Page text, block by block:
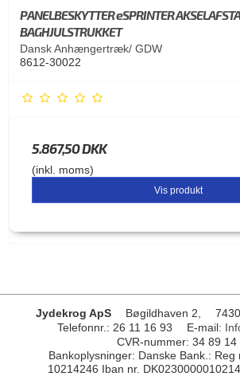
PANELBESKYTTER eSPRINTER
BAGHJULSTRUKKET
Dansk Anhængertræk/ GDW
8612-30022
5.867,50 DKK
(inkl. moms)
Vis produkt
Jydekrog ApS Bøgildhaven 2,
Telefonnr.: 26 11 16 93 E-mail:
CVR-nummer: 34 89 14
Bankoplysninger: Danske Bank.: Reg
10214246 Iban nr.